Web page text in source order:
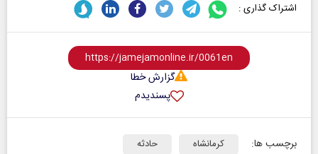
اشتراک گذاری :
گزارش خطا
پسندیدم
برچسب ها: کرمانشاه
حادثه‌